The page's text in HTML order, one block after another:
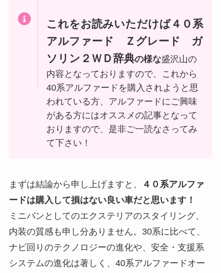
これをお読みいただけば４０系
アルファード Ｚグレード ガ
ソリン２ＷＤ辞典の様な盛沢山の
内容となっておりますので、これから
40系アルファードを購入されようと思
われている方、アルファードにご興味
がある方にはオススメの記事となって
おりますので、是非ご一読なさってみ
て下さい！
まずは結論から申し上げますと、
４０系アルファ
ードは購入して損はない良い車だと思います！
ミニバンとしてのエクステリアのスタイリング、
内装の質感も申し分ありません。30系に比べて、
ナビ回りのテクノロジーの進化や、安全・支援系
システムの進化は著しく、40系アルファードオー